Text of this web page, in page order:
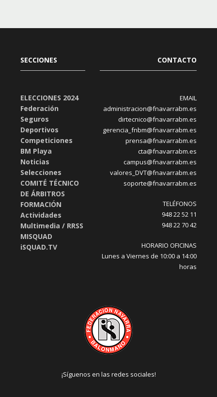
SECCIONES
ELECCIONES 2024
Federación
Seguros
Deportivos
Competiciones
BM Playa
Noticias
Selecciones
COMITÉ TÉCNICO
DE ÁRBITROS
FORMACIÓN
Actividades
Multimedia / RRSS
MISQUAD
iSQUAD.TV
CONTACTO
EMAIL
administracion@fnavarrabm.es
dirtecnico@fnavarrabm.es
gerencia_fnbm@fnavarrabm.es
prensa@fnavarrabm.es
cta@fnavarrabm.es
campus@fnavarrabm.es
valores_DVT@fnavarrabm.es
soporte@fnavarrabm.es
TELÉFONOS
948 22 52 11
948 22 70 42
HORARIO OFICINAS
Lunes a Viernes de 10:00 a 14:00
horas
¡Síguenos en las redes sociales!